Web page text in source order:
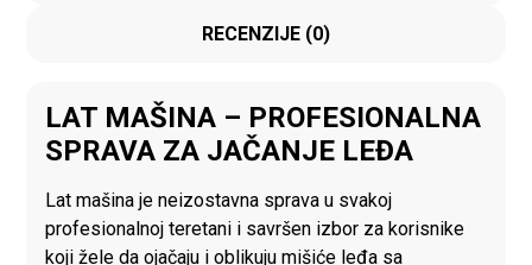
RECENZIJE (0)
LAT MAŠINA – PROFESIONALNA
SPRAVA ZA JAČANJE LEĐA
Lat mašina je neizostavna sprava u svakoj
profesionalnoj teretani i savršen izbor za korisnike
koji žele da ojačaju i oblikuju mišiće leđa sa